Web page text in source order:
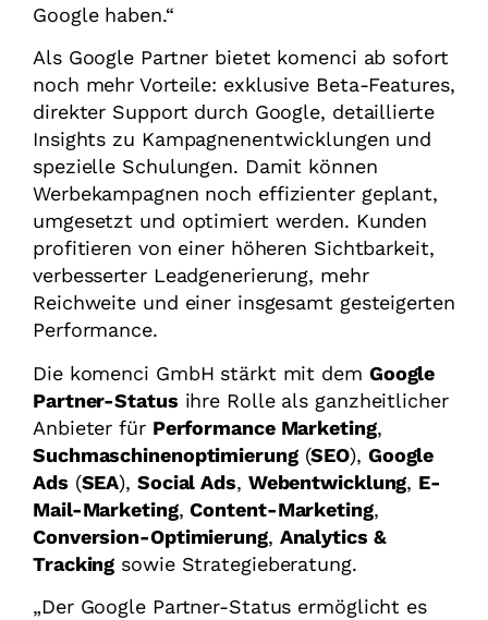
Google haben.“
Als Google Partner bietet komenci ab sofort
noch mehr Vorteile: exklusive Beta-Features,
direkter Support durch Google, detaillierte
Insights zu Kampagnenentwicklungen und
spezielle Schulungen. Damit können
Werbekampagnen noch effizienter geplant,
umgesetzt und optimiert werden. Kunden
profitieren von einer höheren Sichtbarkeit,
verbesserter Leadgenerierung, mehr
Reichweite und einer insgesamt gesteigerten
Performance.
Die komenci GmbH stärkt mit dem Google
Partner-Status ihre Rolle als ganzheitlicher
Anbieter für Performance Marketing,
Suchmaschinenoptimierung(SEO), Google
Ads (SEA), Social Ads, Webentwicklung, E-
Mail-Marketing,Content-Marketing,
Conversion-Optimierung, Analytics &
Tracking sowie Strategieberatung.
„Der Google Partner-Status ermöglicht es